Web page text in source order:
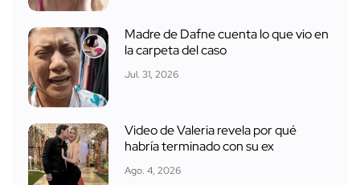
Madre de Dafne cuenta lo que vio en
la carpeta del caso
Jul. 31, 2026
Video de Valeria revela por qué
habría terminado con su ex
Ago. 4, 2026